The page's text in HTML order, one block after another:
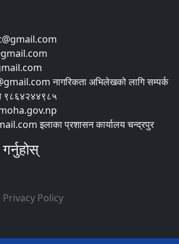
नागरिकता अभिलेखको लागि सम्पर्क
९८६४२४४९८५
इलाका प्रशासन कार्यालय चन्द्रपुर
Privacy Policy